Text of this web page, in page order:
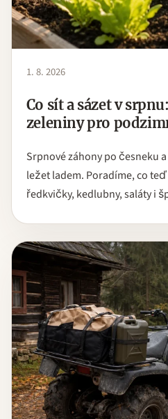
1. 8. 2026
Co sít a sázet v
zeleniny pro
Srpnové záhony po česneku
ležet ladem. Poradíme, co
ředkvičky, kedlubny, saláty i